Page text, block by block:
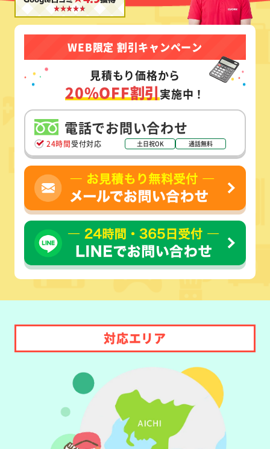
WEB限定 割引キャンペーン
見積もり価格から
20%OFF割引実施中！
電話でお問い合わせ
24時間受付対応 土日祝OK 通話無料
対応エリア